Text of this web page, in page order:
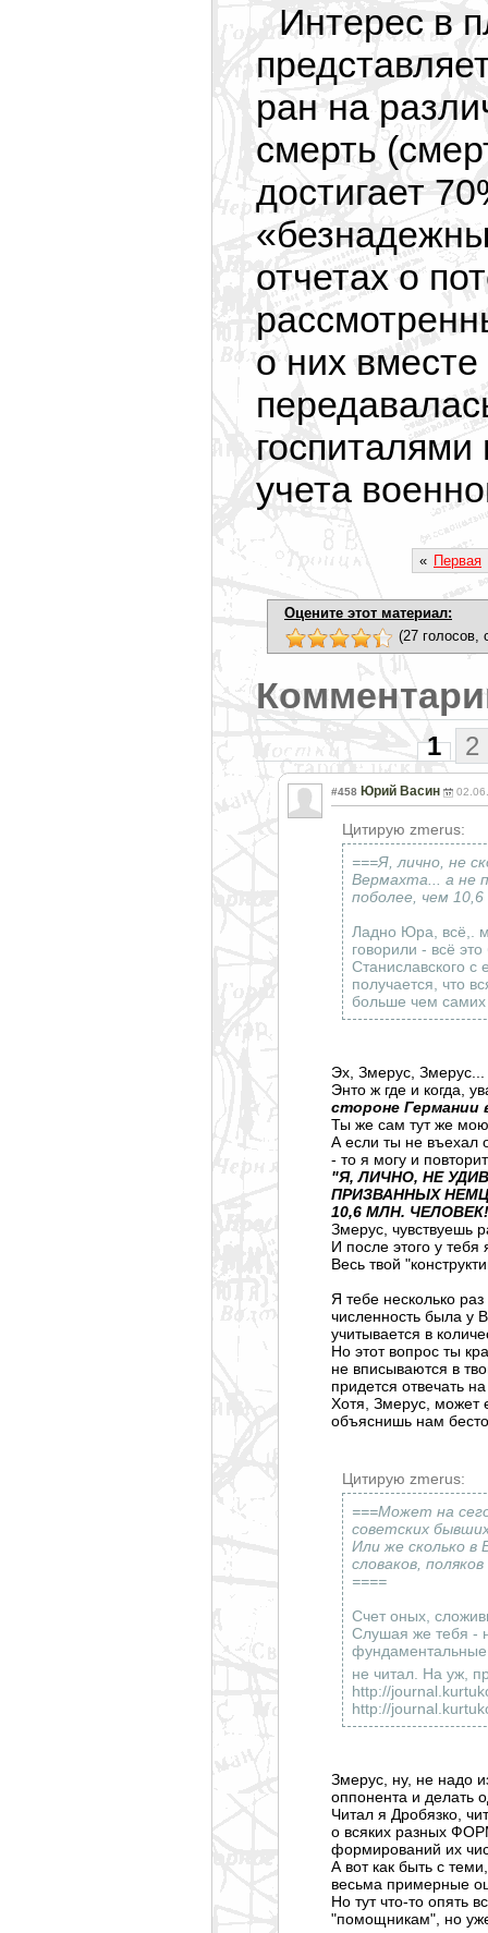
Интерес в
ран на
смерть
достигает
отчетах о
о них
учета
« Первая
Оцените этот материал:
(27 голосов,
1 2
#458 Юрий Васин
Цитирую zmerus:
===Я, лично, не
Вермахта... а не
поболее, чем 10,6
Ладно Юра, всё,.
говорили - всё
Станиславского
получается, что
больше чем
Эх, Змерус,
Энто ж где и когда,
стороне Германии
Ты же сам тут же
А если ты не въехал
- то я могу и
"Я, ЛИЧНО, НЕ
ПРИЗВАННЫХ
10,6 МЛН.
Змерус, чувствуешь
И после этого у тебя
Весь твой
Я тебе несколько
численность была у
учитывается в
Но этот вопрос ты
не вписываются в
придется отвечать
Хотя, Змерус, может
объяснишь нам
Цитирую zmerus:
===Может на
советских
Или же сколько в
словаков,
====
Счет оных,
Слушая же тебя -
не читал. На уж,
http://
http://
Змерус, ну, не надо
оппонента и делать
Читал я Дробязко,
о всяких разных
формирований их
А вот как быть с
весьма примерные
Но тут что-то опять
"помощникам", но